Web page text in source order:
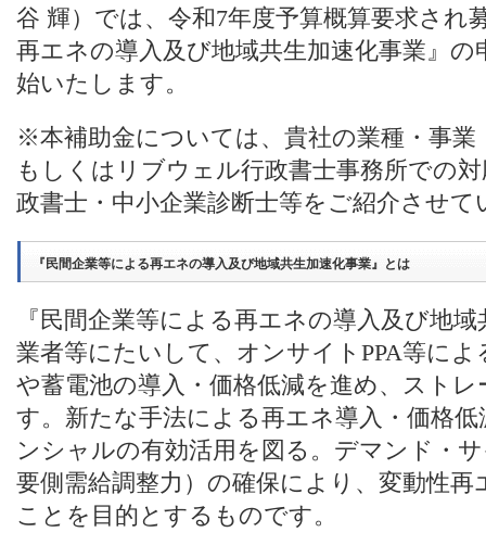
谷 輝）では、令和7年度予算概算要求され
再エネの導入及び地域共生加速化事業』
始いたします。
※本補助金については、貴社の業種・事業
もしくはリブウェル行政書士事務所での
政書士・中小企業診断士等をご紹介させ
『民間企業等による再エネの導入及び地域共生加速化事業』とは
『民間企業等による再エネの導入及び地
業者等にたいして、オンサイトPPA等に
や蓄電池の導入・価格低減を進め、スト
す。新たな手法による再エネ導入・価格
ンシャルの有効活用を図る。デマンド・
要側需給調整力）の確保により、変動性
ことを目的とするものです。